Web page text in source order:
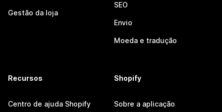
Gestão da loja
SEO
Envio
Moeda e tradução
Recursos
Centro de ajuda Shopify
Shopify
Sobre a aplicação